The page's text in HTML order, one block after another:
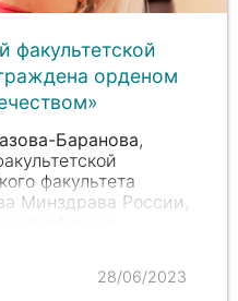
факультетской
орденом
Баранова,
факультета
Минздрава России,
28/06/2023